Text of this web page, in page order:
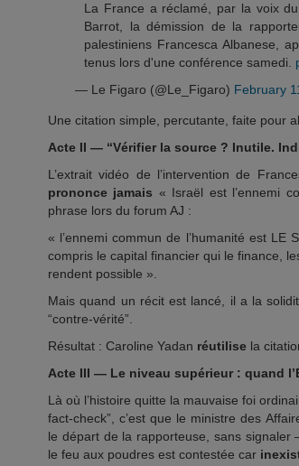
La France a réclamé, par la voix
Barrot, la démission de la
palestiniens Francesca Albanese,
tenus lors d'une conférence samedi.
— Le Figaro (@Le_Figaro) February
Une citation simple, percutante, faite pour
Acte II — “Vérifier la source ? Inutile.
L’extrait vidéo de l’intervention de
prononce jamais « Israël est l’ennemi
phrase lors du forum AJ :
« l’ennemi commun de l’humanité est LE
compris le capital financier qui le finance,
rendent possible ».
Mais quand un récit est lancé, il a la
“contre-vérité”.
Résultat : Caroline Yadan réutilise la
Acte III — Le niveau supérieur : quand
Là où l’histoire quitte la mauvaise foi
fact-check”, c’est que le ministre des
le départ de la rapporteuse, sans
le feu aux poudres est contestée car